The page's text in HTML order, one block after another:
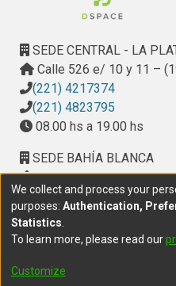
SEDE CENTRAL - LA
Calle 526 e/ 10 y 11 –
(221) 4217374
(221) 4823795
08.00 hs a 19.00 hs
SEDE BAHÍA BLANCA
Calle Ciudad de Cali
Provincial del Sudoeste
(291) 459 2550, interno
10.00 h a 14.00 h
We collect and process your
purposes: Authentication,
Statistics
To learn more, please read our
Customize